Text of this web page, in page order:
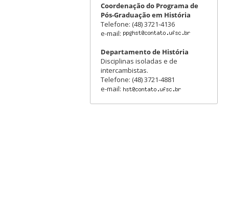
Coordenação do Programa de
Pós-Graduação em História
Telefone: (48) 3721-4136
e-mail:
Departamento de História
Disciplinas isoladas e de
intercambistas.
Telefone: (48) 3721-4881
e-mail: